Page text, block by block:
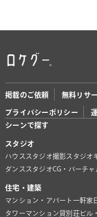
掲載のご依頼 無料リサ
プライバシーポリシー
シーンで探す
スタジオ
ハウススタジオ撮影スタジオ
ダンススタジオCG・バーチャ
住宅・建築
マンション・アパート 一軒家
タワーマンション貸別荘ビル